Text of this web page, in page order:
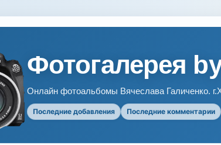
Фотогалерея
Онлайн фотоальбомы Вячеслава Галиченко.
Последние добавления Последние комментарии